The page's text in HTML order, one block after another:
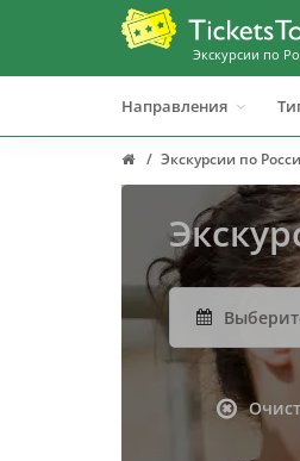
Экскурсии по
Направления
Экскурсии по